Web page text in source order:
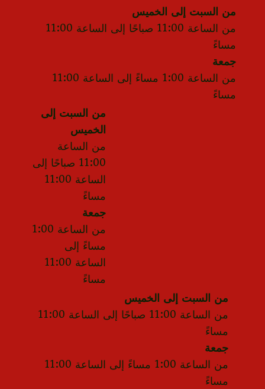
من السبت إلى الخميس
من الساعة 11:00 صباحًا إلى الساعة 11:00
مساءً
جمعة
من الساعة 1:00 مساءً إلى الساعة 11:00
مساءً
من السبت إلى
الخميس
من الساعة
11:00 صباحًا إلى
الساعة 11:00
مساءً
جمعة
من الساعة 1:00
مساءً إلى
الساعة 11:00
مساءً
من السبت إلى الخميس
من الساعة 11:00 صباحًا إلى الساعة 11:00
مساءً
جمعة
من الساعة 1:00 مساءً إلى الساعة 11:00
مساءً